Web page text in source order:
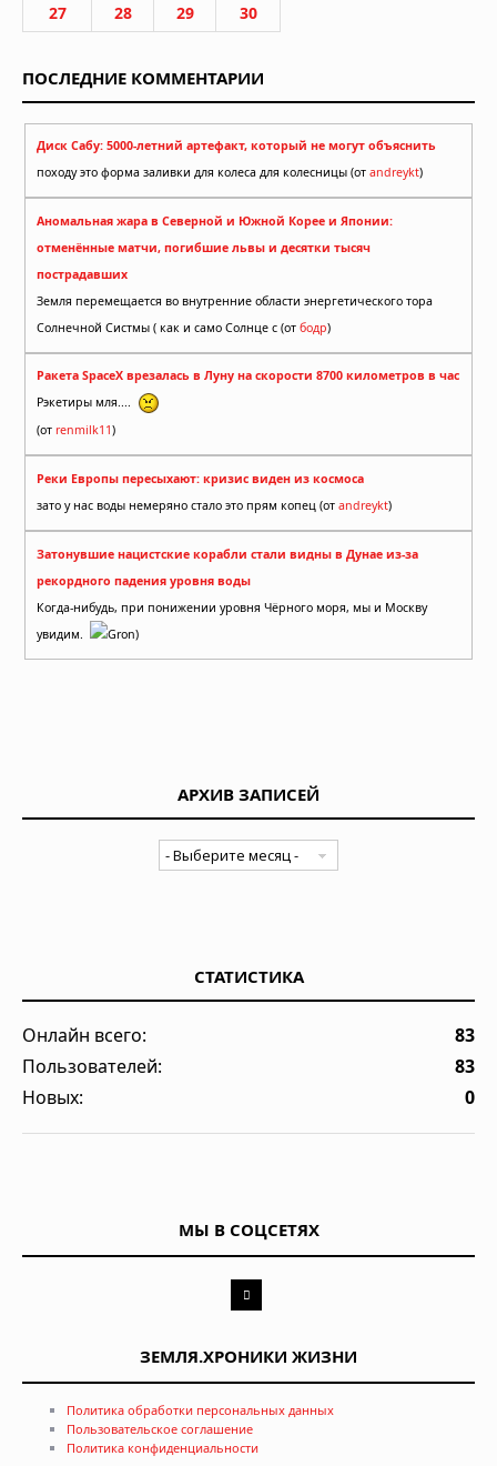
27
28 29 30
ПОСЛЕДНИЕ КОММЕНТАРИИ
Диск Сабу: 5000-летний артефакт, который не могут объяснить
походу это форма заливки для колеса для колесницы (от andreykt)
Аномальная жара в Северной и Южной Корее и Японии:
отменённые матчи, погибшие львы и десятки тысяч
пострадавших
Земля перемещается во внутренние области энергетического тора
Солнечной Систмы ( как и само Солнце с (от бодр)
Ракета SpaceX врезалась в Луну на скорости 8700 километров в час
Рэкетиры мля....
(от renmilk11)
Реки Европы пересыхают: кризис виден из космоса
зато у нас воды немеряно стало это прям копец (от andreykt)
Затонувшие нацистские корабли стали видны в Дунае из-за
рекордного падения уровня воды
Когда-нибудь, при понижении уровня Чёрного моря, мы и Москву
увидим.
Gron)
АРХИВ ЗАПИСЕЙ
СТАТИСТИКА
Онлайн всего:
83
Пользователей:
83
Новых:
0
МЫ В СОЦСЕТЯХ
ЗЕМЛЯ.ХРОНИКИ ЖИЗНИ
Политика обработки персональных данных
Пользовательское соглашение
Политика конфиденциальности